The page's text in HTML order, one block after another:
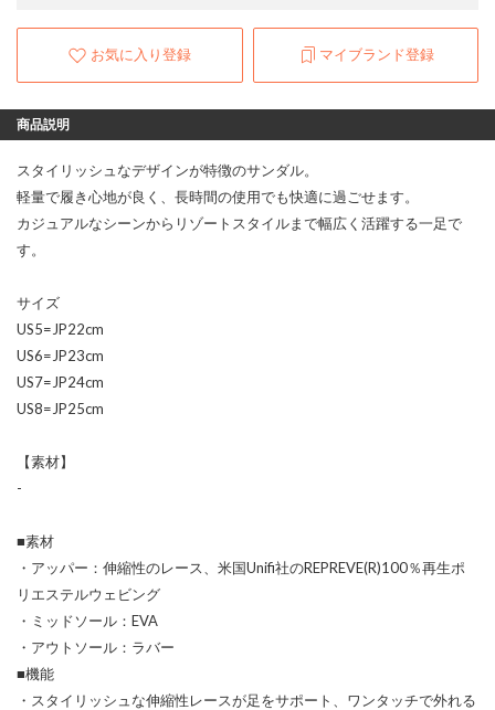
お気に入り登録 マイブランド登録
商品説明
スタイリッシュなデザインが特徴のサンダル。
軽量で履き心地が良く、長時間の使用でも快適に過ごせます。
カジュアルなシーンからリゾートスタイルまで幅広く活躍する一足で
す。
サイズ
US5=JP22cm
US6=JP23cm
US7=JP24cm
US8=JP25cm
【素材】
-
■素材
・アッパー：伸縮性のレース、米国Unifi社のREPREVE(R)100％再生ポ
リエステルウェビング
・ミッドソール：EVA
・アウトソール：ラバー
■機能
・スタイリッシュな伸縮性レースが足をサポート、ワンタッチで外れる